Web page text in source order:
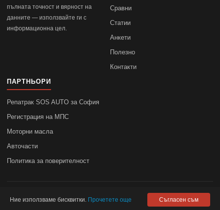
пълната точност и вярност на
данните — използвайте ги с
информационна цел.
Сравни
Статии
Анкети
Полезно
Контакти
ПАРТНЬОРИ
Репатрак SOS AUTO за София
Регистрация на МПС
Моторни масла
Авточасти
Политика за поверителност
autodata.bg не носи отговорност за точността на данните.
Ние използваме бисквитки. Прочетете още Съгласен съм